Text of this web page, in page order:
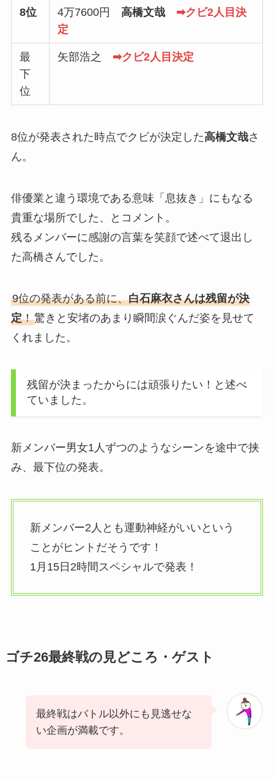
8位 4万7600円高橋文哉
➡クビ2人目決
定
最
下
位
矢部浩之 ➡クビ2人目決定
8位が発表された時点でクビが決定した高橋文哉さ
ん。
俳優業と違う環境である意味「息抜き」にもなる
貴重な場所でした、とコメント。
残るメンバーに感謝の言葉を笑顔で述べて退出し
た高橋さんでした。
9位の発表がある前に、白石麻衣さんは残留が決
定！驚きと安堵のあまり瞬間涙ぐんだ姿を見せて
くれました。
残留が決まったからには頑張りたい！と述べ
ていました。
新メンバー男女1人ずつのようなシーンを途中で挟
み、最下位の発表。
新メンバー2人とも運動神経がいいという
ことがヒントだそうです！
1月15日2時間スペシャルで発表！
ゴチ26最終戦の見どころ・ゲスト
最終戦はバトル以外にも見逃せな
い企画が満載です。